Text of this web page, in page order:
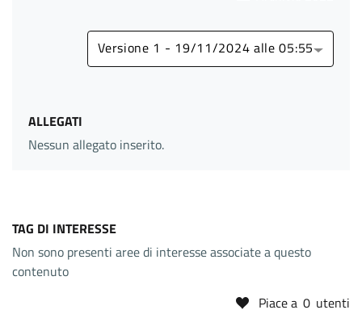
Versione 1 - 19/11/2024 alle 05:55
ALLEGATI
Nessun allegato inserito.
TAG DI INTERESSE
Non sono presenti aree di interesse associate a questo
contenuto
Piace a 0 utenti